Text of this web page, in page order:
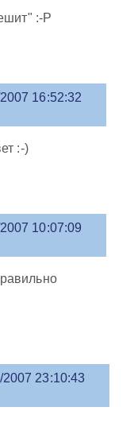
:-P
16:52:32
:-)
10:07:09
2007 23:10:43